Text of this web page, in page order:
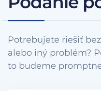
Potrebujete riešiť
alebo iný problém?
to budeme